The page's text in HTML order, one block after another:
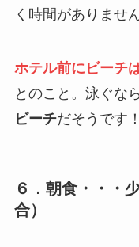
く時間がありませ
ホテル前にビーチ
とのこと。泳ぐなら
ビーチだそうです！
６．朝食・・・
合）